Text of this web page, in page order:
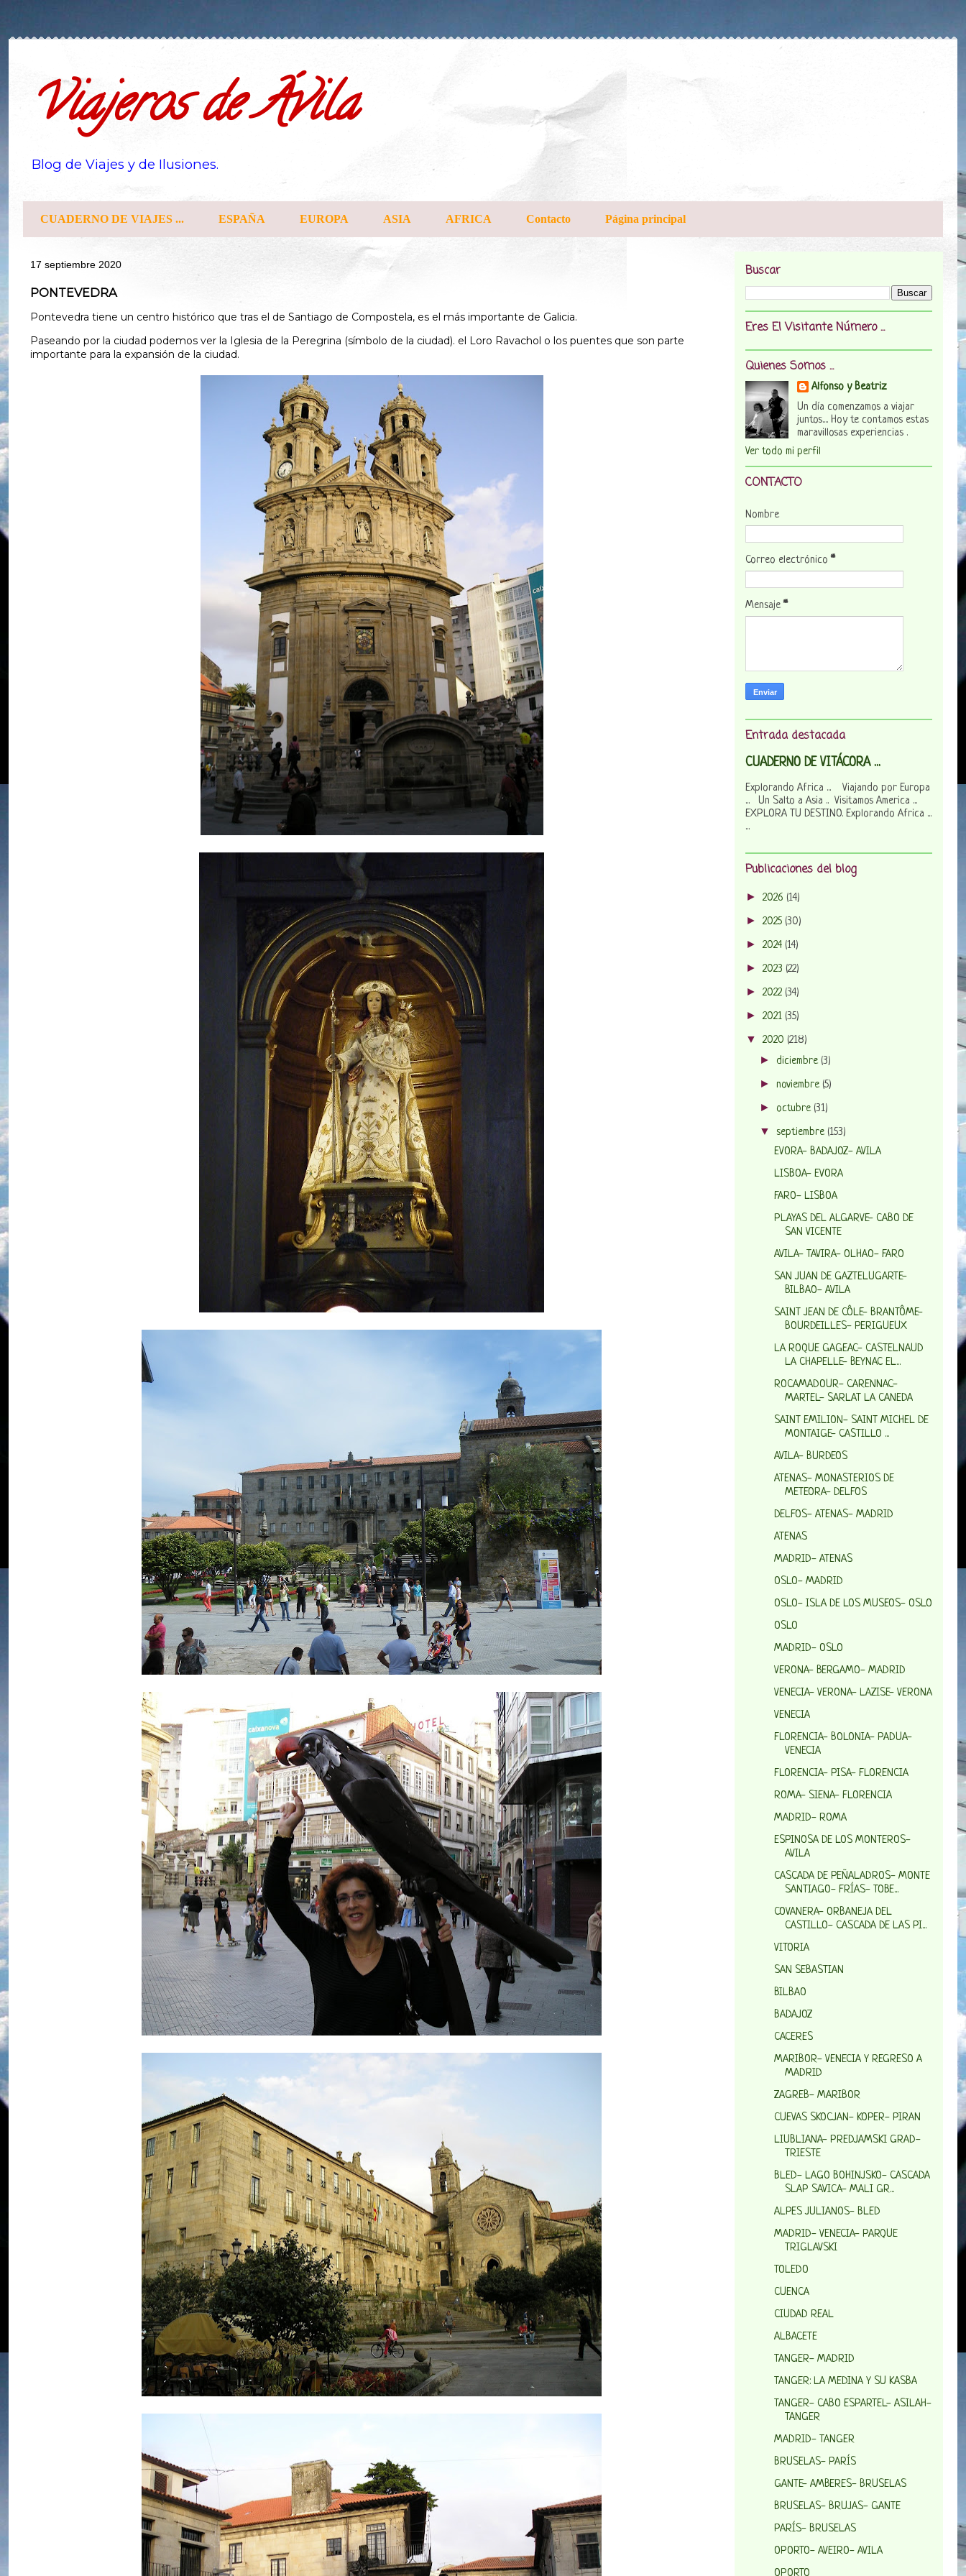
Viajeros de Ávila
Blog de Viajes y de Ilusiones.
CUADERNO DE VIAJES ... ESPAÑA EUROPA ASIA AFRICA Contacto Página principal
17 septiembre 2020
PONTEVEDRA
Pontevedra tiene un centro histórico que tras el de Santiago de Compostela, es el más importante de Galicia.
Paseando por la ciudad podemos ver la Iglesia de la Peregrina (símbolo de la ciudad). el Loro Ravachol o los puentes que son parte
importante para la expansión de la ciudad.
Buscar
Eres El Visitante Número ...
Quienes Somos ...
Alfonso y Beatriz
Un día comenzamos a viajar
juntos.... Hoy te contamos estas
maravillosas experiencias .
Ver todo mi perfil
CONTACTO
Nombre
Correo electrónico*
Mensaje*
Entrada destacada
CUADERNO DE VITÁCORA ...
Explorando Africa ... Viajando por Europa
... Un Salto a Asia .. Visitamos America ...
EXPLORA TU DESTINO. Explorando Africa ...
...
Publicaciones del blog
► 2026 (14)
► 2025 (30)
► 2024 (14)
► 2023 (22)
► 2022 (34)
► 2021 (35)
▼ 2020 (218)
► diciembre (3)
►noviembre (5)
► octubre (31)
▼septiembre (153)
EVORA- BADAJOZ- AVILA
LISBOA- EVORA
FARO- LISBOA
PLAYAS DEL ALGARVE- CABO DE
SAN VICENTE
AVILA- TAVIRA- OLHAO- FARO
SAN JUAN DE GAZTELUGARTE-
BILBAO- AVILA
SAINT JEAN DE CÔLE- BRANTÔME-
BOURDEILLES- PERIGUEUX
LA ROQUE GAGEAC- CASTELNAUD
LA CHAPELLE- BEYNAC EL...
ROCAMADOUR- CARENNAC-
MARTEL- SARLAT LA CANEDA
SAINT EMILION- SAINT MICHEL DE
MONTAIGE- CASTILLO ...
AVILA- BURDEOS
ATENAS- MONASTERIOS DE
METEORA- DELFOS
DELFOS- ATENAS- MADRID
ATENAS
MADRID- ATENAS
OSLO- MADRID
OSLO- ISLA DE LOS MUSEOS- OSLO
OSLO
MADRID- OSLO
VERONA- BERGAMO- MADRID
VENECIA- VERONA- LAZISE- VERONA
VENECIA
FLORENCIA- BOLONIA- PADUA-
VENECIA
FLORENCIA- PISA- FLORENCIA
ROMA- SIENA- FLORENCIA
MADRID- ROMA
ESPINOSA DE LOS MONTEROS-
AVILA
CASCADA DE PEÑALADROS- MONTE
SANTIAGO- FRÍAS- TOBE...
COVANERA- ORBANEJA DEL
CASTILLO- CASCADA DE LAS PI...
VITORIA
SAN SEBASTIAN
BILBAO
BADAJOZ
CACERES
MARIBOR- VENECIA Y REGRESO A
MADRID
ZAGREB- MARIBOR
CUEVAS SKOCJAN- KOPER- PIRAN
LIUBLIANA- PREDJAMSKI GRAD-
TRIESTE
BLED- LAGO BOHINJSKO- CASCADA
SLAP SAVICA- MALI GR...
ALPES JULIANOS- BLED
MADRID- VENECIA- PARQUE
TRIGLAVSKI
TOLEDO
CUENCA
CIUDAD REAL
ALBACETE
TANGER- MADRID
TANGER: LA MEDINA Y SU KASBA
TANGER- CABO ESPARTEL- ASILAH-
TANGER
MADRID- TANGER
BRUSELAS- PARÍS
GANTE- AMBERES- BRUSELAS
BRUSELAS- BRUJAS- GANTE
PARÍS- BRUSELAS
OPORTO- AVEIRO- AVILA
OPORTO